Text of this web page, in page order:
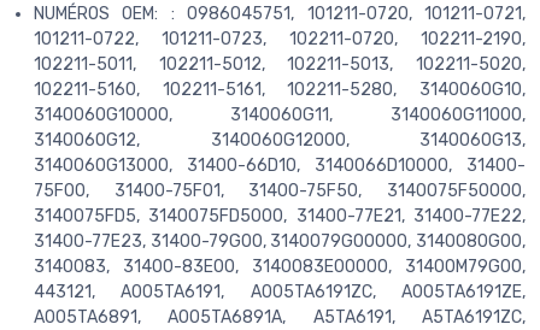
NUMÉROS OEM: : 0986045751, 101211-0720, 101211-0721,
101211-0722, 101211-0723, 102211-0720, 102211-2190,
102211-5011, 102211-5012, 102211-5013, 102211-5020,
102211-5160, 102211-5161, 102211-5280, 3140060G10,
3140060G10000, 3140060G11, 3140060G11000,
3140060G12, 3140060G12000, 3140060G13,
3140060G13000, 31400-66D10, 3140066D10000, 31400-
75F00, 31400-75F01, 31400-75F50, 3140075F50000,
3140075FD5, 3140075FD5000, 31400-77E21, 31400-77E22,
31400-77E23, 31400-79G00, 3140079G00000, 3140080G00,
3140083, 31400-83E00, 3140083E00000, 31400M79G00,
443121, A005TA6191, A005TA6191ZC, A005TA6191ZE,
A005TA6891, A005TA6891A, A5TA6191, A5TA6191ZC,